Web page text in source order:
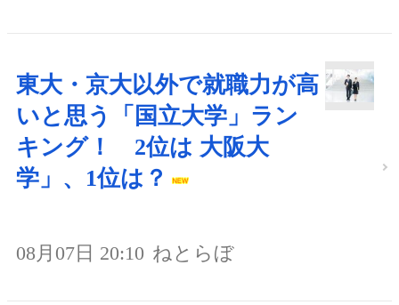
東大・京大以外で就職力が高
いと思う「国立大学」ラン
キング！ 2位は 大阪大
学」、1位は？
08月07日 20:10 ねとらぼ